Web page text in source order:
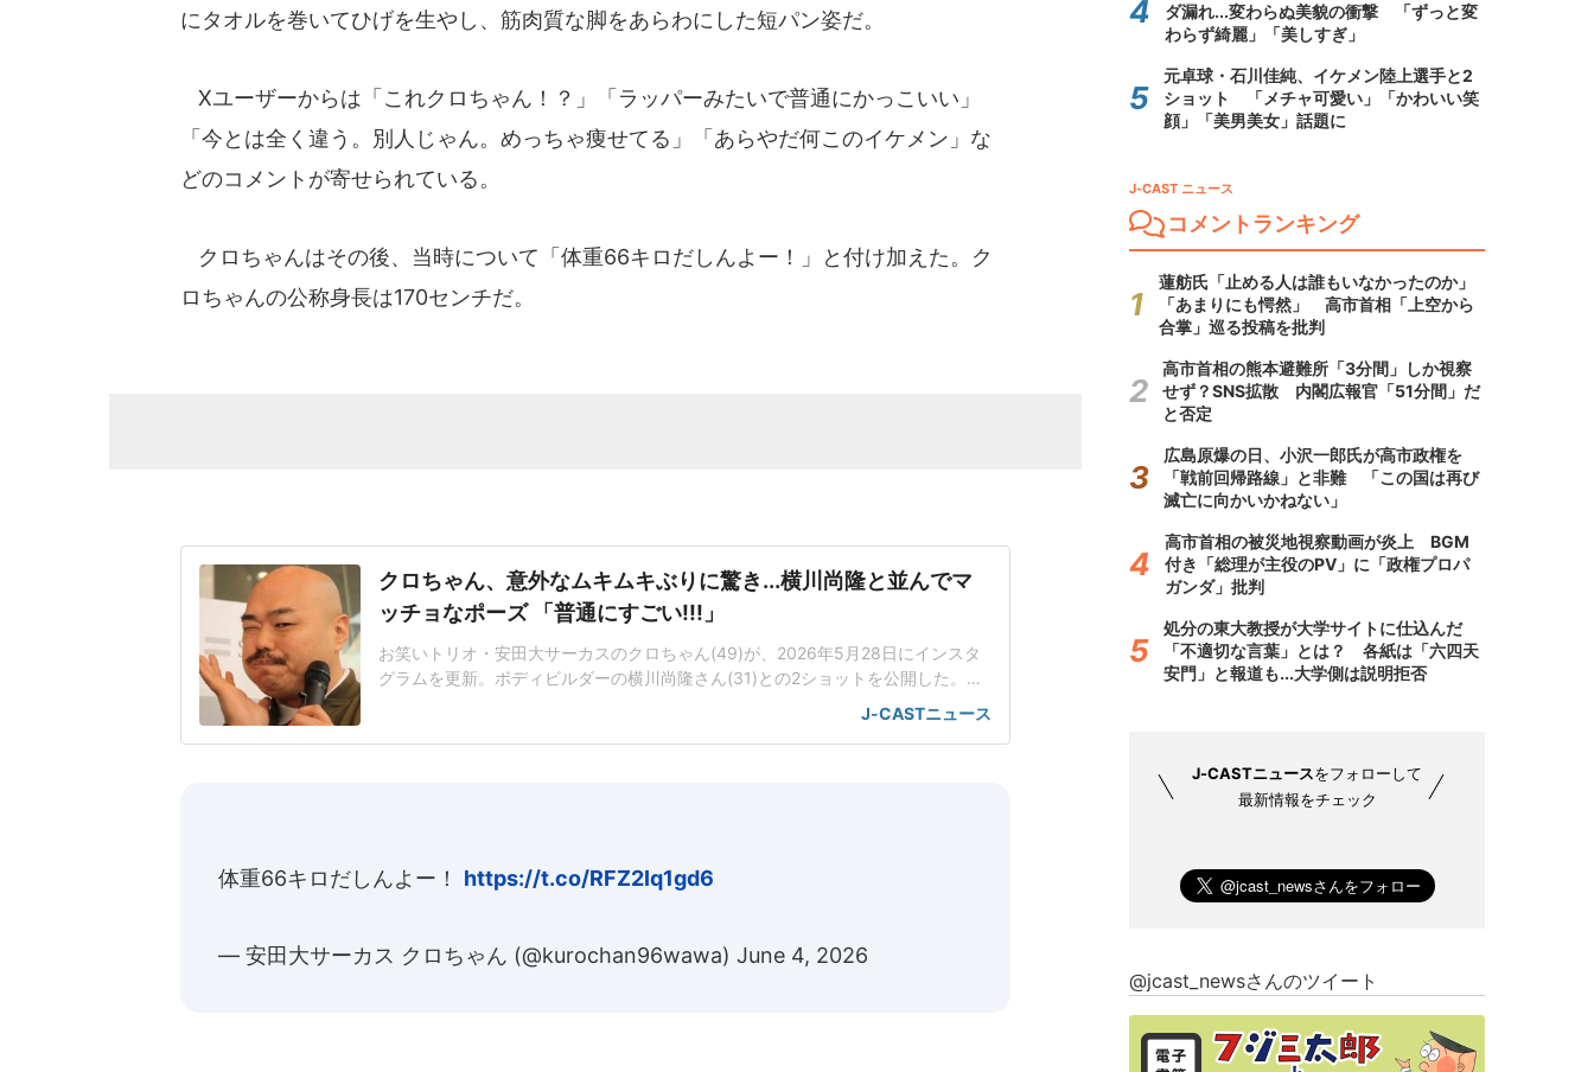
にタオルを巻いてひげを生やし、筋肉質な脚をあらわにした短パン姿だ。
Xユーザーからは「これクロちゃん！？」「ラッパーみたいで普通にかっこいい」
「今とは全く違う。別人じゃん。めっちゃ痩せてる」「あらやだ何このイケメン」な
どのコメントが寄せられている。
クロちゃんはその後、当時について「体重66キロだしんよー！」と付け加えた。ク
ロちゃんの公称身長は170センチだ。
クロちゃん、意外なムキムキぶりに驚き...横川尚隆と並んでマ
ッチョなポーズ 「普通にすごい!!!」
お笑いトリオ・安田大サーカスのクロちゃん(49)が、2026年5月28日にインスタ
グラムを更新。ボディビルダーの横川尚隆さん(31)との2ショットを公開した。
「ブラジルの格闘技、カポエイラとかやってますよ」クロちゃんと横川さんはこ
の日、テレビ番組「ニンゲン観察バラエティモニタリング」(TBS系)に登場。鏡優
J-CASTニュース
体重66キロだしんよー！ https://t.co/RFZ2Iq1gd6
— 安田大サーカス クロちゃん (@kurochan96wawa) June 4, 2026
ダ漏れ...変わらぬ美貌の衝撃 「ずっと変
わらず綺麗」「美しすぎ」
元卓球・石川佳純、イケメン陸上選手と2
ショット 「メチャ可愛い」「かわいい笑
顔」「美男美女」話題に
J-CAST ニュース
コメントランキング
蓮舫氏「止める人は誰もいなかったのか」
「あまりにも愕然」 高市首相「上空から
合掌」巡る投稿を批判
高市首相の熊本避難所「3分間」しか視察
せず？SNS拡散 内閣広報官「51分間」だ
と否定
広島原爆の日、小沢一郎氏が高市政権を
「戦前回帰路線」と非難 「この国は再び
滅亡に向かいかねない」
高市首相の被災地視察動画が炎上 BGM
付き「総理が主役のPV」に「政権プロパ
ガンダ」批判
処分の東大教授が大学サイトに仕込んだ
「不適切な言葉」とは？ 各紙は「六四天
安門」と報道も...大学側は説明拒否
J-CASTニュースをフォローして
最新情報をチェック
@jcast_newsさんのツイート